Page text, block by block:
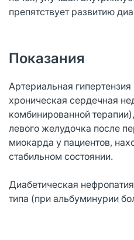
препятствует развитию
Показания
Артериальная
хроническая сердечная
комбинированной
левого желудочка после
миокарда у пациентов,
стабильном состоянии.
Диабетическая
типа (при альбуминурии